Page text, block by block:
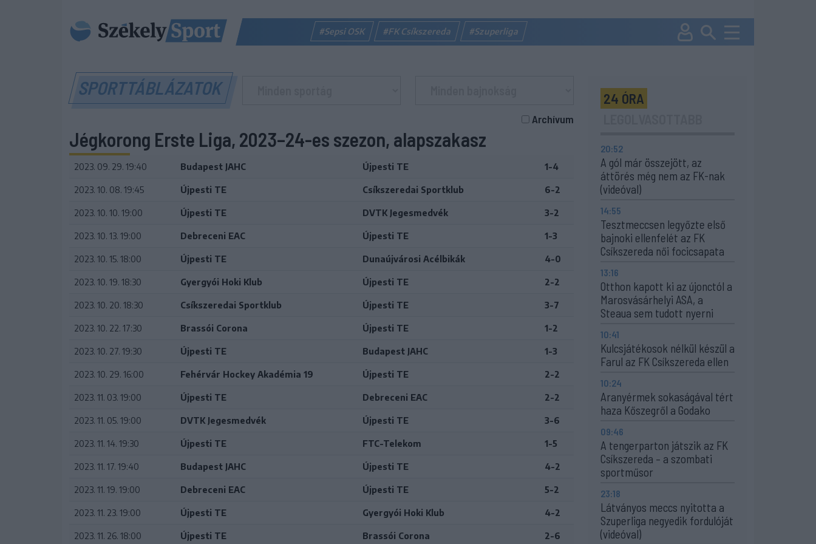
#Sepsi OSK #FK Csíkszereda #Szuperliga
SPORTTÁBLÁZATOK
Archívum
Jégkorong Erste Liga, 2023–24-es szezon, alapszakasz
2023. 09. 29. 19:40 Budapest JAHC Újpesti TE 1-4
2023. 10. 08. 19:45 Újpesti TE Csíkszeredai Sportklub 6-2
2023. 10. 10. 19:00 Újpesti TE DVTK Jegesmedvék 3-2
2023. 10. 13. 19:00 Debreceni EAC Újpesti TE 1-3
2023. 10. 15. 18:00 Újpesti TE Dunaújvárosi Acélbikák 4-0
2023. 10. 19. 18:30 Gyergyói Hoki Klub Újpesti TE 2-2
2023. 10. 20. 18:30 Csíkszeredai Sportklub Újpesti TE 3-7
2023. 10. 22. 17:30 Brassói Corona Újpesti TE 1-2
2023. 10. 27. 19:30 Újpesti TE Budapest JAHC 1-3
2023. 10. 29. 16:00 Fehérvár Hockey Akadémia 19 Újpesti TE 2-2
2023. 11. 03. 19:00 Újpesti TE Debreceni EAC 2-2
2023. 11. 05. 19:00 DVTK Jegesmedvék Újpesti TE 3-6
2023. 11. 14. 19:30 Újpesti TE FTC-Telekom 1-5
2023. 11. 17. 19:40 Budapest JAHC Újpesti TE 4-2
2023. 11. 19. 19:00 Debreceni EAC Újpesti TE 5-2
2023. 11. 23. 19:00 Újpesti TE Gyergyói Hoki Klub 4-2
2023. 11. 26. 18:00 Újpesti TE Brassói Corona 2-6
24 ÓRA
20:52
A gól már összejött, az
áttörés még nem az FK-nak
(videóval)
14:55
Tesztmeccsen legyőzte első
bajnoki ellenfelét az FK
Csíkszereda női focicsapata
13:16
Otthon kapott ki az újonctól a
Marosvásárhelyi ASA, a
Steaua sem tudott nyerni
10:41
Kulcsjátékosok nélkül készül a
Farul az FK Csíkszereda ellen
10:24
Aranyérmek sokaságával tért
haza Kőszegről a Godako
09:46
A tengerparton játszik az FK
Csíkszereda – a szombati
sportműsor
23:18
Látványos meccs nyitotta a
Szuperliga negyedik fordulóját
(videóval)